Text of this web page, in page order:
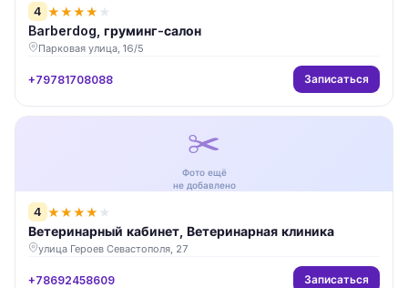
4 ★★★★ ★
Barberdog, груминг-салон
Парковая улица, 16/5
+79781708088 Записаться
✂️
Фото ещё
не добавлено
4 ★★★★ ★
Ветеринарный кабинет, Ветеринарная клиника
улица Героев Севастополя, 27
+78692458609 Записаться